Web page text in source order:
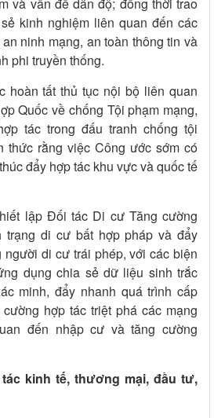
và vấn đề dẫn độ; đồng thời trao
kinh nghiệm liên quan đến các
ninh mạng, an toàn thông tin và
phi truyền thống.
hoàn tất thủ tục nội bộ liên quan
Quốc về chống Tội phạm mạng,
tác trong đấu tranh chống tội
thức rằng việc Công ước sớm có
đẩy hợp tác khu vực và quốc tế
lập Đối tác Di cư Tăng cường
trạng di cư bất hợp pháp và đẩy
di cư trái phép, với các biện
dụng chia sẻ dữ liệu sinh trắc
minh, đẩy nhanh quá trình cấp
hợp tác triệt phá các mạng
đến nhập cư và tăng cường
kinh tế, thương mại, đầu tư,